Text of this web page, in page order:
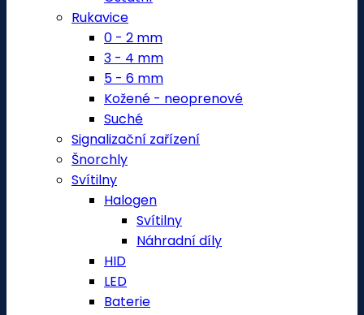
Rukavice
0 - 2 mm
3 - 4 mm
5 - 6 mm
Kožené - neoprenové
Suché
Signalizační zařízení
Šnorchly
Svítilny
Halogen
Svítilny
Náhradní díly
HID
LED
Baterie